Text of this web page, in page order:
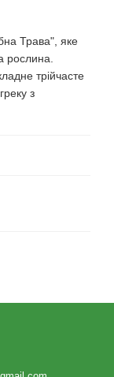
Трава", яке
рослина.
трійчасте
з